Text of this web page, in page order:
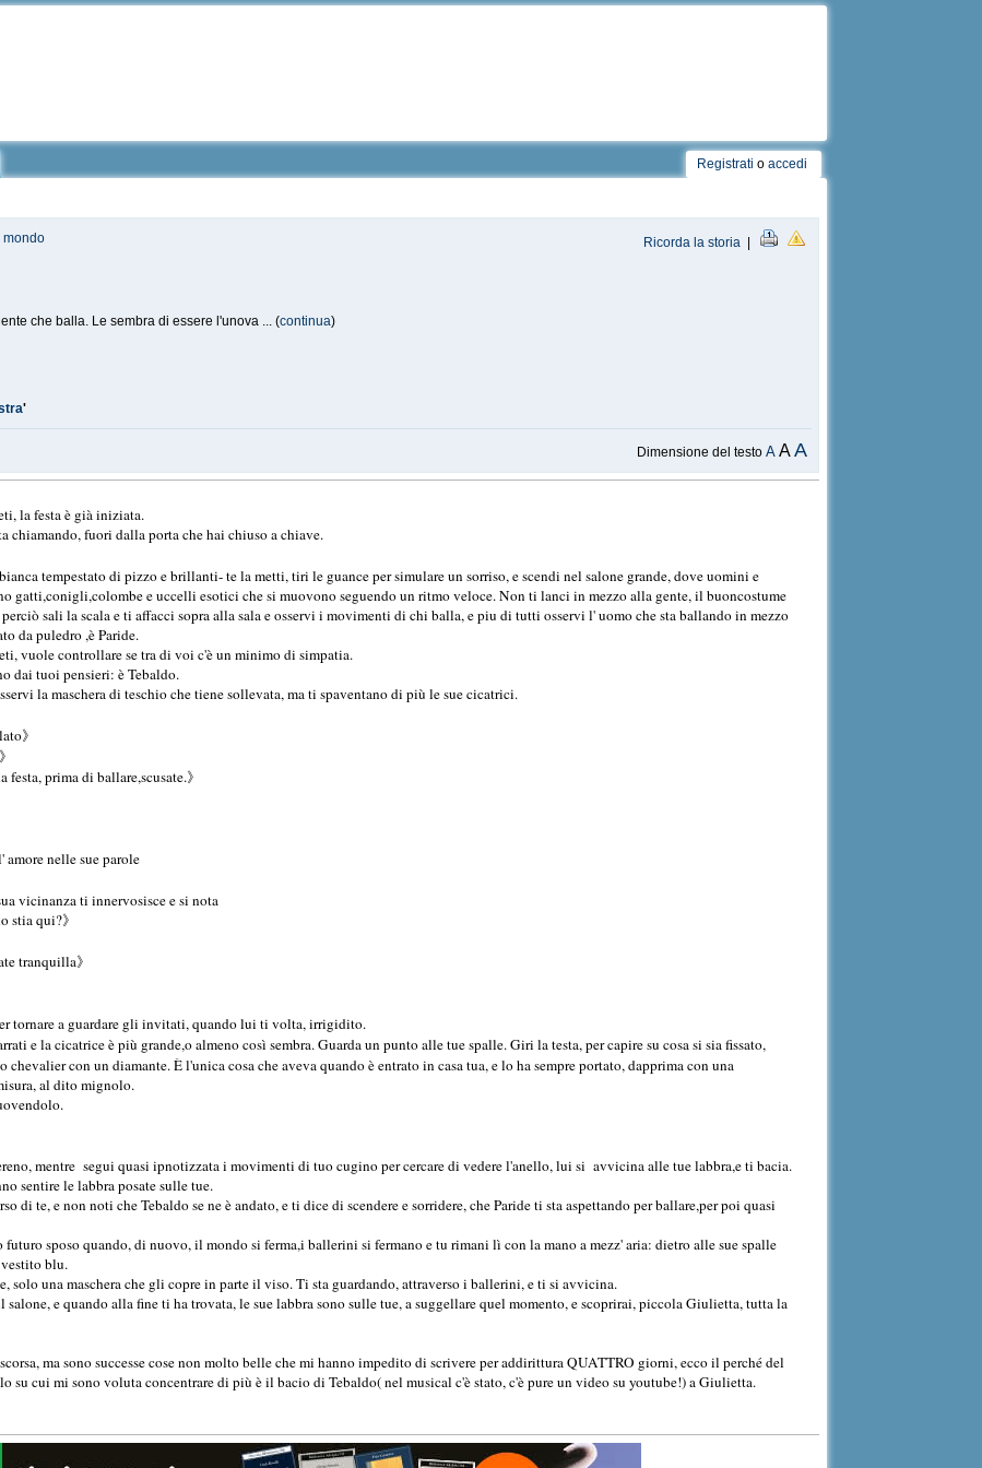
Registrati o accedi
mondo Ricorda la storia |
che balla. Le sembra di essere l'unova ... (continua)
'
Dimensione del testoA AA
la festa è già iniziata.
chiamando, fuori dalla porta che hai chiuso a chiave.
tempestato di pizzo e brillanti- te la metti, tiri le guance per simulare un sorriso, e scendi nel salone grande, dove uomini e
gatti,conigli,colombe e uccelli esotici che si muovono seguendo un ritmo veloce. Non ti lanci in mezzo alla gente, il buoncostume
sali la scala e ti affacci sopra alla sala e osservi i movimenti di chi balla, e piu di tutti osservi l' uomo che sta ballando in mezzo
da puledro ,è Paride.
vuole controllare se tra di voi c'è un minimo di simpatia.
dai tuoi pensieri: è Tebaldo.
la maschera di teschio che tiene sollevata, ma ti spaventano di più le sue cicatrici.
》
festa, prima di ballare,scusate.》
amore nelle sue parole
vicinanza ti innervosisce e si nota
stia qui?》
tranquilla》
tornare a guardare gli invitati, quando lui ti volta, irrigidito.
e la cicatrice è più grande,o almeno così sembra. Guarda un punto alle tue spalle. Giri la testa, per capire su cosa si sia fissato,
con un diamante. È l'unica cosa che aveva quando è entrato in casa tua, e lo ha sempre portato, dapprima con una
al dito mignolo.
mentre segui quasi ipnotizzata i movimenti di tuo cugino per cercare di vedere l'anello, lui si avvicina alle tue labbra,e ti bacia.
sentire le labbra posate sulle tue.
di te, e non noti che Tebaldo se ne è andato, e ti dice di scendere e sorridere, che Paride ti sta aspettando per ballare,per poi quasi
futuro sposo quando, di nuovo, il mondo si ferma,i ballerini si fermano e tu rimani lì con la mano a mezz' aria: dietro alle sue spalle
blu.
solo una maschera che gli copre in parte il viso. Ti sta guardando, attraverso i ballerini, e ti si avvicina.
e quando alla fine ti ha trovata, le sue labbra sono sulle tue, a suggellare quel momento, e scoprirai, piccola Giulietta, tutta la
ma sono successe cose non molto belle che mi hanno impedito di scrivere per addirittura QUATTRO giorni, ecco il perché del
cui mi sono voluta concentrare di più è il bacio di Tebaldo( nel musical c'è stato, c'è pure un video su youtube!) a Giulietta.